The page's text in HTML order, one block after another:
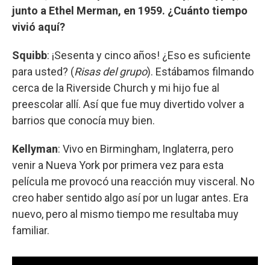
junto a Ethel Merman, en 1959. ¿Cuánto tiempo
vivió aquí?
Squibb: ¡Sesenta y cinco años! ¿Eso es suficiente
para usted? (Risas del grupo). Estábamos filmando
cerca de la Riverside Church y mi hijo fue al
preescolar allí. Así que fue muy divertido volver a
barrios que conocía muy bien.
Kellyman: Vivo en Birmingham, Inglaterra, pero
venir a Nueva York por primera vez para esta
película me provocó una reacción muy visceral. No
creo haber sentido algo así por un lugar antes. Era
nuevo, pero al mismo tiempo me resultaba muy
familiar.